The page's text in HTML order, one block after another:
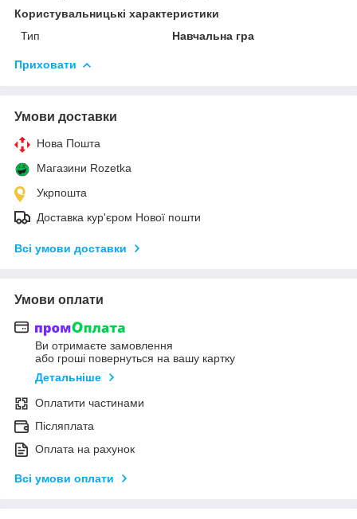
Користувальницькі характеристики
Тип
Навчальна гра
Приховати
Умови доставки
Нова Пошта
Магазини Rozetka
Укрпошта
Доставка кур'єром Нової пошти
Всі умови доставки
Умови оплати
Ви отримаєте замовлення
або гроші повернуться на вашу картку
Детальніше
Оплатити частинами
Післяплата
Оплата на рахунок
Всі умови оплати